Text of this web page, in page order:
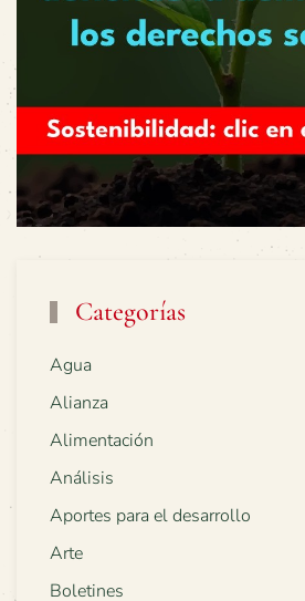
Categorías
Agua
Alianza
Alimentación
Análisis
Aportes para el desarrollo
Arte
Boletines